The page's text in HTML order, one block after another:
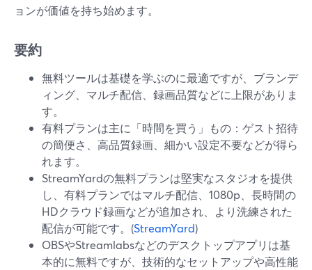
ョンが価値を持ち始めます。
要約
無料ツールは基礎を学ぶのに最適ですが、ブランデ
ィング、マルチ配信、録画品質などに上限がありま
す。
有料プランは主に「時間を買う」もの：ゲスト招待
の簡便さ、高品質録画、細かい設定不要などが得ら
れます。
StreamYardの無料プランは堅実なスタジオを提供
し、有料プランではマルチ配信、1080p、長時間の
HDクラウド録画などが追加され、より洗練された
配信が可能です。(StreamYard)
OBSやStreamlabsなどのデスクトップアプリは基
本的に無料ですが、技術的なセットアップや高性能